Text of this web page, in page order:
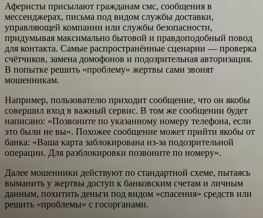
Аферисты присылают гражданам смс, сообщения в
мессенджерах, письма под видом службы доставки,
управляющей компании или службы безопасности,
придумывая максимально бытовой и правдоподобный повод
для контакта. Самые распространённые сценарии — проверка
счётчиков, замена домофонов и подозрительная авторизация.
В попытке решить «проблему» жертвы сами звонят
мошенникам.
Например, пользователю приходит сообщение, что он якобы
совершил вход в важный сервис. В том же сообщении будет
написано: «Позвоните по указанному номеру телефона, если
это были не вы». Похожее сообщение может прийти якобы от
банка: «Ваша карта заблокирована из‑за подозрительной
операции. Для разблокировки позвоните по номеру».
Далее мошенники действуют по стандартной схеме, пытаясь
выманить у жертвы доступ к банковским счетам и личным
данным, похитить деньги под видом «спасения» средств или
решить «проблемы» с госорганами.